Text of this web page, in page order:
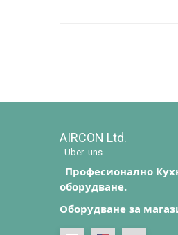
AIRCON Ltd.
- Über uns
Професионално
оборудване.
Оборудване за